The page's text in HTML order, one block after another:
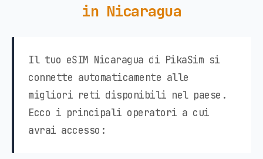
in Nicaragua
Il tuo eSIM Nicaragua di PikaSim si
connette automaticamente alle
migliori reti disponibili nel paese.
Ecco i principali operatori a cui
avrai accesso: